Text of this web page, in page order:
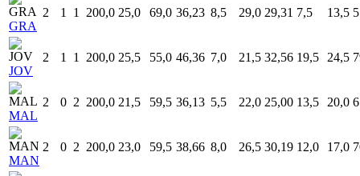
GRA
2 1 1 200,0 25,0 69,0 36,23 8,5 29,0 29,31 7,5 13,5
JOV
2 1 1 200,0 25,5 55,0 46,36 7,0 21,5 32,56 19,5 24,5
MAL
2 0 2 200,0 21,5 59,5 36,13 5,5 22,0 25,00 13,5 20,0
MAN
2 0 2 200,0 23,0 59,5 38,66 8,0 26,5 30,19 12,0 17,0